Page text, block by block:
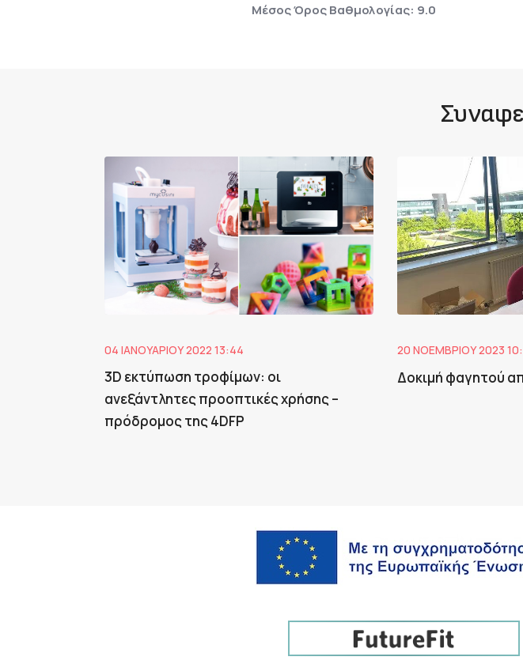
Μέσος Όρος Βαθμολογίας: 9.0
04 ΙΑΝΟΥΑΡΊΟΥ 2022 13:44
3D εκτύπωση τροφίμων: οι
ανεξάντλητες προοπτικές χρήσης –
πρόδρομος της 4DFP
20 ΝΟΕΜΒΡΊΟΥ 2023
Δοκιμή φαγητού